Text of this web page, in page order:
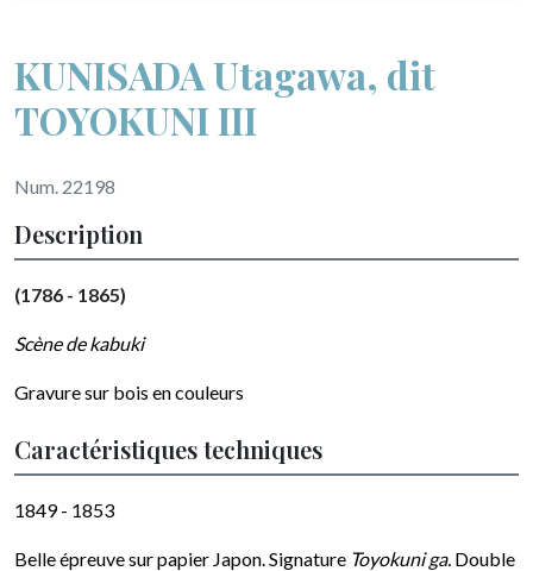
KUNISADA Utagawa, dit
TOYOKUNI III
Num. 22198
Description
(1786 - 1865)
Scène de kabuki
Gravure sur bois en couleurs
Caractéristiques techniques
1849 - 1853
Belle épreuve sur papier Japon. Signature Toyokuni ga. Double